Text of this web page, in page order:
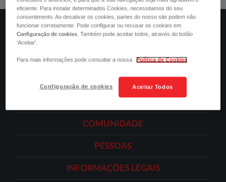
QUEM SOMOS
INVESTIDORES
SUSTENTABILIDADE
COMUNIDADE
PESSOAS
INFORMAÇÕES LEGAIS
eficiente. Para instalar determinados Cookies, necessitamos do seu
consentimento. Ao desativar os cookies, partes do nosso site podem não
funcionar corretamente. Pode configurar ou recusar os cookies em
Configuração de cookies . Também pode aceitar todos, através do botão
'Aceitar'.
Para mais informações pode consultar a nossa Política de Cookies
Aceitar Todos
Configuração de cookies